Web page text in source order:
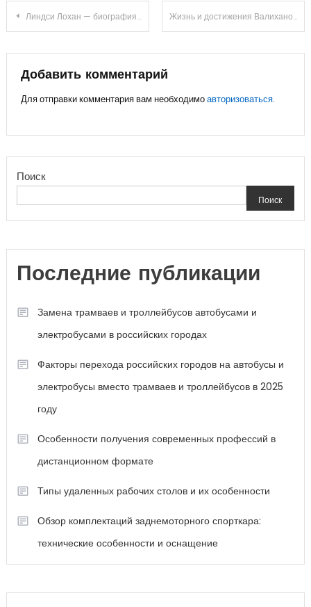
Навигация
по
записям
Линдси Лохан — биография, карьера и скандалы звезды Голливуда Жизнь и достижения Валиханова Чокана — биография, история, факты
Добавить комментарий
Для отправки комментария вам необходимоавторизоваться.
Поиск
Поиск
Последние публикации
Замена трамваев и троллейбусов автобусами и
электробусами в российских городах
Факторы перехода российских городов на автобусы и
электробусы вместо трамваев и троллейбусов в 2025
году
Особенности получения современных профессий в
дистанционном формате
Типы удаленных рабочих столов и их особенности
Обзор комплектаций заднемоторного спорткара:
технические особенности и оснащение